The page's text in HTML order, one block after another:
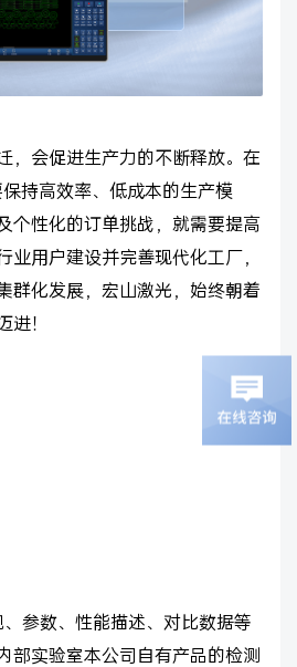
，会促进生产力的不断释放。在
持高效率、低成本的生产模
个性化的订单挑战，就需要提高
业用户建设并完善现代化工厂，
群化发展，宏山激光，始终朝着
！
参数、性能描述、对比数据等
部实验室本公司自有产品的检测